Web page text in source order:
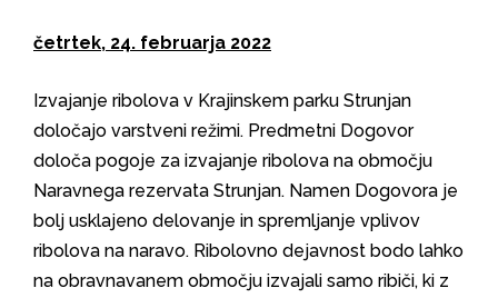
četrtek, 24. februarja 2022
Izvajanje ribolova v Krajinskem parku Strunjan
določajo varstveni režimi. Predmetni Dogovor
določa pogoje za izvajanje ribolova na območju
Naravnega rezervata Strunjan. Namen Dogovora je
bolj usklajeno delovanje in spremljanje vplivov
ribolova na naravo. Ribolovno dejavnost bodo lahko
na obravnavanem območju izvajali samo ribiči, ki z